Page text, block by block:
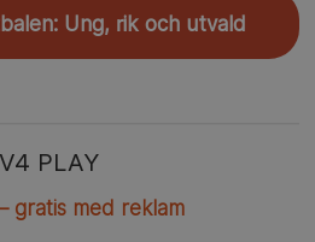
Ung, rik och utvald
PLAY
gratis med reklam